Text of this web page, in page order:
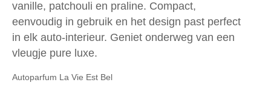
vanille, patchouli en praline. Compact,
eenvoudig in gebruik en het design past perfect
in elk auto-interieur. Geniet onderweg van een
vleugje pure luxe.
Autoparfum La Vie Est Bel